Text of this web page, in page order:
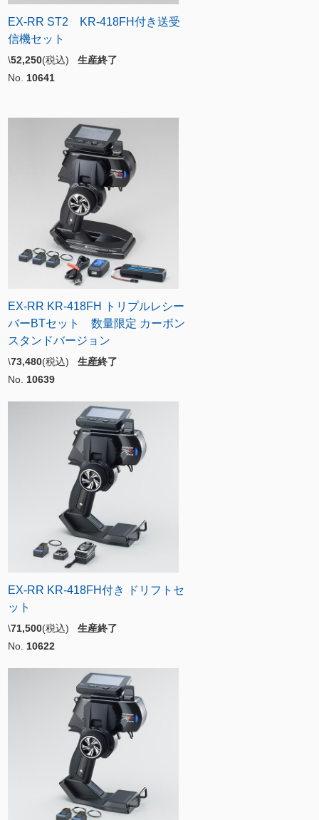
EX-RR ST2 KR-418FH付き送受
信機セット
\52,250(税込) 生産終了
No. 10641
EX-RR KR-418FH トリプルレシー
バーBTセット 数量限定 カーボン
スタンドバージョン
\73,480(税込) 生産終了
No. 10639
EX-RR KR-418FH付き ドリフトセ
ット
\71,500(税込) 生産終了
No. 10622